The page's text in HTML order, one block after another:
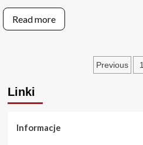
ukończenie,
Strategie
Darmowe
nagrody
z
przedmioty,
Read more
Posts
Previous 1
Linki
Informacje